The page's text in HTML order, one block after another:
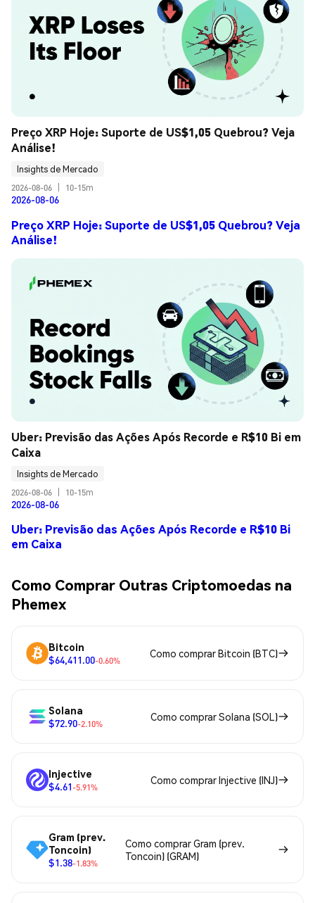
Preço XRP Hoje: Suporte de US$1,05 Quebrou? Veja
Análise!
Insights de Mercado
2026-08-06
10-15m
2026-08-06
Preço XRP Hoje: Suporte de US$1,05 Quebrou? Veja
Análise!
Uber: Previsão das Ações Após Recorde e R$10 Bi em
Caixa
Insights de Mercado
2026-08-06
10-15m
2026-08-06
Uber: Previsão das Ações Após Recorde e R$10 Bi
em Caixa
Como Comprar Outras Criptomoedas na
Phemex
Bitcoin
$64,411.00-0.60%
Como comprar Bitcoin (BTC)
Solana
$72.90-2.10%
Como comprar Solana (SOL)
Injective
$4.61-5.91%
Como comprar Injective (INJ)
Gram (prev.
Toncoin)
$1.38-1.83%
Como comprar Gram (prev.
Toncoin) (GRAM)